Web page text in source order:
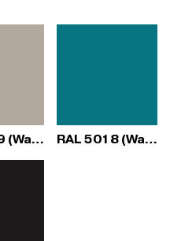
RAL 1019 (Wave) RAL 5018 (Wave)